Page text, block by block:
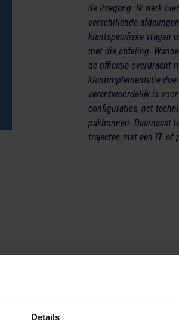
Details
de livegang. Ik werk
verschillende
klantspecifieke vragen
met die afdeling.
de officiële overdracht
klantimplementatie
verantwoordelijk is
configuraties, het
pakbonnen. Daarnaast
trajecten met een IT- of